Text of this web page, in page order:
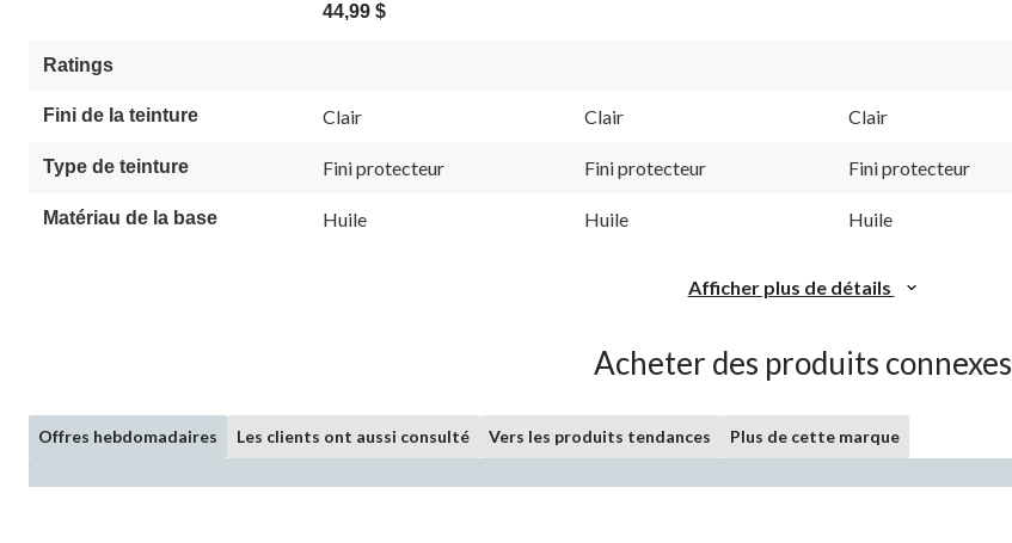
44,99 $
Ratings
Fini de la teinture Clair Clair Clair
Type de teinture Fini protecteur Fini protecteur Fini protecteur
Matériau de la base Huile Huile Huile
Afficher plus de détails
Acheter des produits connexes
Offres hebdomadaires Les clients ont aussi consulté Vers les produits tendances Plus de cette marque